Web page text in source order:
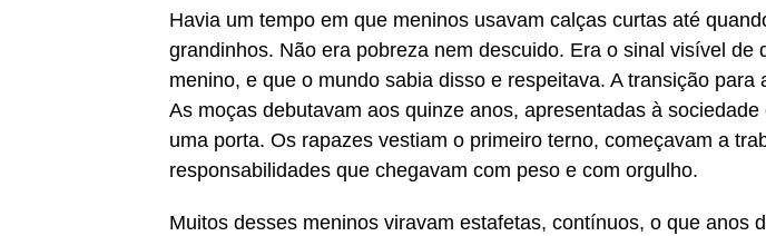
Havia um tempo em que meninos usavam calças curtas até
grandinhos. Não era pobreza nem descuido. Era o sinal visível de
menino, e que o mundo sabia disso e respeitava. A transição para
As moças debutavam aos quinze anos, apresentadas à
uma porta. Os rapazes vestiam o primeiro terno, começavam a
responsabilidades que chegavam com peso e com orgulho.
Muitos desses meninos viravam estafetas, contínuos, o que anos